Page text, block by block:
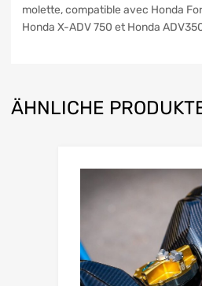
molette, compatible avec Honda
Honda X-ADV 750 et Honda
ÄHNLICHE